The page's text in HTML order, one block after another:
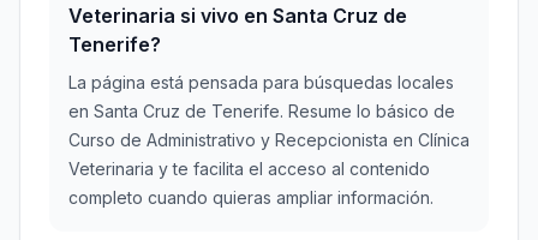
Veterinaria si vivo en Santa Cruz de
Tenerife?
La página está pensada para búsquedas locales
en Santa Cruz de Tenerife. Resume lo básico de
Curso de Administrativo y Recepcionista en Clínica
Veterinaria y te facilita el acceso al contenido
completo cuando quieras ampliar información.